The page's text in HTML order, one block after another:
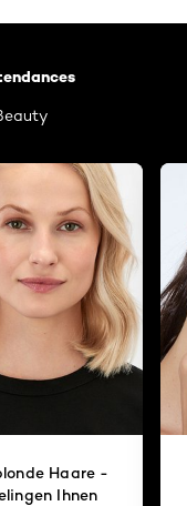
Haare -
Ihnen